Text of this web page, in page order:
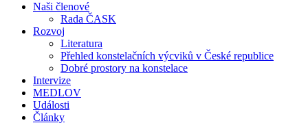
Naši členové
Rada ČASK
Rozvoj
Literatura
Přehled konstelačních výcviků v České republice
Dobré prostory na konstelace
Intervize
MEDLOV
Události
Články